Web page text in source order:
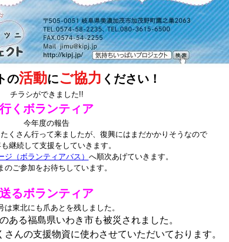
の活動にご協力 ください！
チラシができました!!
行くボランティア
今年度の報告
くさん行って来ましたが、復興にはまだかかりそうなので
継続して支援をしていきます。
ジ（ボランティアバス） へ順次あげていきます。
のご参加をお待ちしています。
送るボランティア
は東北にも爪あとを残しました。
ある福島県いわき市も被災されました。
さんの支援物資に使わさせていただいております。